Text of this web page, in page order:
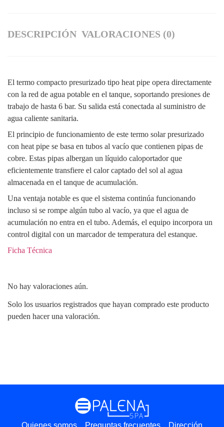
DESCRIPCIÓN VALORACIONES (0)
El termo compacto presurizado tipo heat pipe opera directamente
con la red de agua potable en el tanque, soportando presiones de
trabajo de hasta 6 bar. Su salida está conectada al suministro de
agua caliente sanitaria.
El principio de funcionamiento de este termo solar presurizado
con heat pipe se basa en tubos al vacío que contienen pipas de
cobre. Estas pipas albergan un líquido caloportador que
eficientemente transfiere el calor captado del sol al agua
almacenada en el tanque de acumulación.
Una ventaja notable es que el sistema continúa funcionando
incluso si se rompe algún tubo al vacío, ya que el agua de
acumulación no entra en el tubo. Además, el equipo incorpora un
control digital con un marcador de temperatura del estanque.
Ficha Técnica
No hay valoraciones aún.
Solo los usuarios registrados que hayan comprado este producto
pueden hacer una valoración.
Quienes somos Preguntas frecuentes Dirección